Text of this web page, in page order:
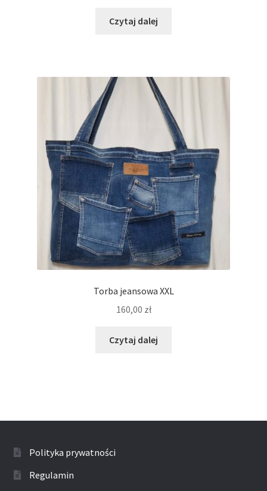
Czytaj dalej
Torba jeansowa XXL
160,00 zł
Czytaj dalej
Polityka prywatności
Regulamin